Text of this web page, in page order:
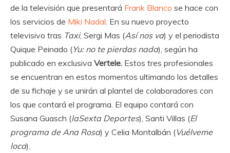
de la televisión que presentará Frank Blanco se hace con
los servicios de Miki Nadal . En su nuevo proyecto
televisivo tras Taxi, Sergi Mas (Así nos va) y el periodista
Quique Peinado (Yu: no te pierdas nada), según ha
publicado en exclusiva Vertele. Estos tres profesionales
se encuentran en estos momentos ultimando los detalles
de su fichaje y se unirán al plantel de colaboradores con
los que contará el programa. El equipo contará con
Susana Guasch (laSexta Deportes), Santi Villas (El
programa de Ana Rosa) y Celia Montalbán (Vuélveme
loca).